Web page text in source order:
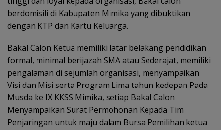
berdomisili di Kabupaten Mimika yang dibuktikan
dengan KTP dan Kartu Keluarga.
Bakal Calon Ketua memiliki latar belakang pendidikan
formal, minimal berijazah SMA atau Sederajat, memiliki
pengalaman di sejumlah organisasi, menyampaikan
Visi dan Misi serta Program Lima tahun kedepan Pada
Musda ke IX KKSS Mimika, setiap Bakal Calon
Menyampaikan Surat Permohonan Kepada Tim
Penjaringan untuk maju dalam Bursa Pemilihan ketua